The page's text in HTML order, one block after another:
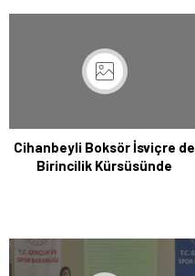
Cihanbeyli Boksör İsviçre de
Birincilik Kürsüsünde